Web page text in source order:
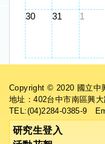
30 31 1
Copyright © 2020 國立中
地址：402台中市南區興
TEL:(04)2284-0385-9
研究生登入